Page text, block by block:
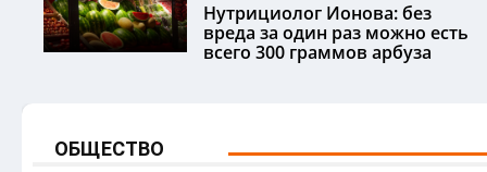
Нутрициолог Ионова: без
вреда за один раз можно есть
всего 300 граммов арбуза
ОБЩЕСТВО